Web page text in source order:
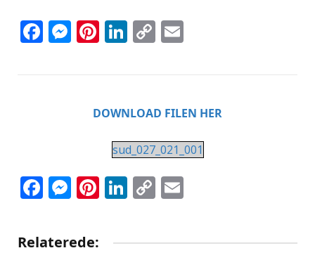
Facebook
Messenger
Pinterest
LinkedIn
Copy
DOWNLOAD FILEN HER
sud_027_021_001
Facebook
Messenger
Pinterest
LinkedIn
Copy
Relaterede: